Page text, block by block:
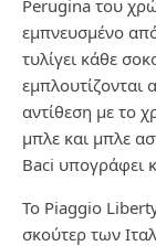
Perugina του
εμπνευσμένο
τυλίγει κάθε
εμπλουτίζονται
αντίθεση με το
μπλε και μπλε
Baci υπογράφει
Το Piaggio
σκούτερ των